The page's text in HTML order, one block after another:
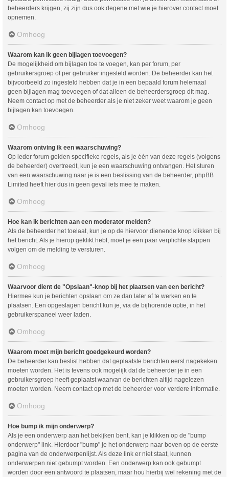
beheerders krijgen, zij zijn dus ook degene met wie je hierover contact moet
opnemen.
Omhoog
Waarom kan ik geen bijlagen toevoegen?
De mogelijkheid om bijlagen toe te voegen, kan per forum, per
gebruikersgroep of per gebruiker ingesteld worden. De beheerder kan het
bijvoorbeeld zo ingesteld hebben dat je in een bepaald forum helemaal
geen bijlagen mag toevoegen of dat alleen de beheerdersgroep dit mag.
Neem contact op met de beheerder als je niet zeker weet waarom je geen
bijlagen kan toevoegen.
Omhoog
Waarom ontving ik een waarschuwing?
Op ieder forum gelden specifieke regels, als je één van deze regels (volgens
de beheerder) overtreedt, kun je een waarschuwing ontvangen. Het sturen
van een waarschuwing naar je is een beslissing van de beheerder, phpBB
Limited heeft hier dus in geen geval iets mee te maken.
Omhoog
Hoe kan ik berichten aan een moderator melden?
Als de beheerder het toelaat, kun je op de hiervoor dienende knop klikken bij
het bericht. Als je hierop geklikt hebt, moet je een paar verplichte stappen
volgen om de melding te versturen.
Omhoog
Waarvoor dient de "Opslaan"-knop bij het plaatsen van een bericht?
Hiermee kun je berichten opslaan om ze dan later af te werken en te
plaatsen. Een opgeslagen bericht kun je, via de bijhorende optie, in het
gebruikerspaneel weer laden.
Omhoog
Waarom moet mijn bericht goedgekeurd worden?
De beheerder kan beslist hebben dat geplaatste berichten eerst nagekeken
moeten worden. Het is tevens ook mogelijk dat de beheerder je in een
gebruikersgroep heeft geplaatst waarvan de berichten altijd nagelezen
moeten worden. Neem contact op met de beheerder voor verdere informatie.
Omhoog
Hoe bump ik mijn onderwerp?
Als je een onderwerp aan het bekijken bent, kan je klikken op de "bump
onderwerp" link. Hierdoor "bump" je het onderwerp naar boven op de eerste
pagina van de onderwerpenlijst. Als deze link er niet staat, kunnen
onderwerpen niet gebumpt worden. Een onderwerp kan ook gebumpt
worden door een antwoord te plaatsen, maar hou hierbij wel rekening met de